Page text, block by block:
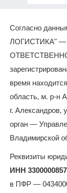
Согласно
ЛОГИСТИКА"
время
область, м. р-н
г. Александров,
орган —
Владимирской
Реквизиты
ИНН 3300000857
в ПФР —